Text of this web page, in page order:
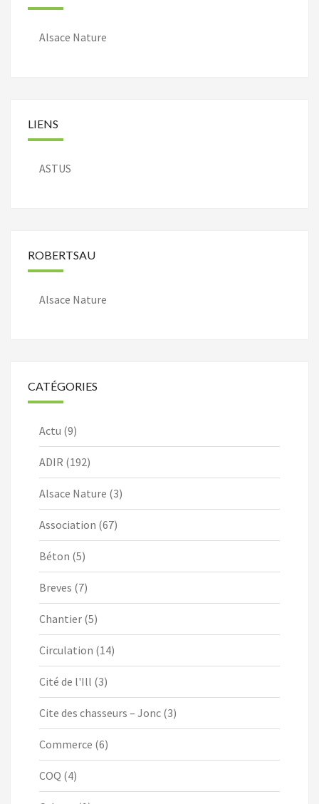
Alsace Nature
LIENS
ASTUS
ROBERTSAU
Alsace Nature
CATÉGORIES
Actu (9)
ADIR (192)
Alsace Nature (3)
Association (67)
Béton (5)
Breves (7)
Chantier (5)
Circulation (14)
Cité de l'Ill (3)
Cite des chasseurs – Jonc (3)
Commerce (6)
COQ (4)